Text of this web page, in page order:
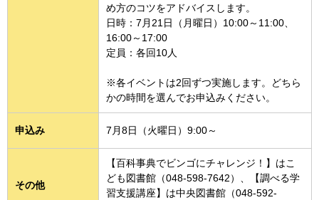
め方のコツをアドバイスします。
日時：7月21日（月曜日）10:00～11:00、
16:00～17:00
定員：各回10人
※各イベントは2回ずつ実施します。どちら
かの時間を選んでお申込みください。
申込み 7月8日（火曜日）9:00～
その他
【百科事典でビンゴにチャレンジ！】はこ
ども図書館（048-598-7642）、【調べる学
習支援講座】は中央図書館（048-592-